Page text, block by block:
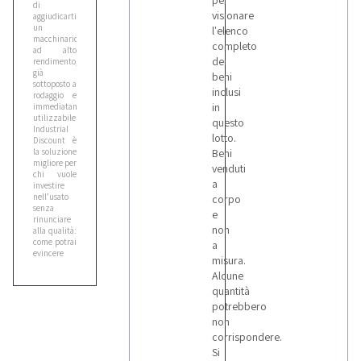
di
aggiudicarti
un
macchinario
ad alto
rendimento,
già
sottoposto a
rodaggio e
immediatamente
utilizzabile.
Industrial
Discount è
la soluzione
migliore per
chi vuole
investire
nell’usato
senza
rinunciare
alla qualità:
come potrai
evincere
dei beni,
visionare
l'elenco
completo
dei
beni
inclusi
in
questo
lotto.
Beni
venduti
a
corpo
e
non
a
misura.
Alcune
quantità
potrebbero
non
corrispondere.
Si